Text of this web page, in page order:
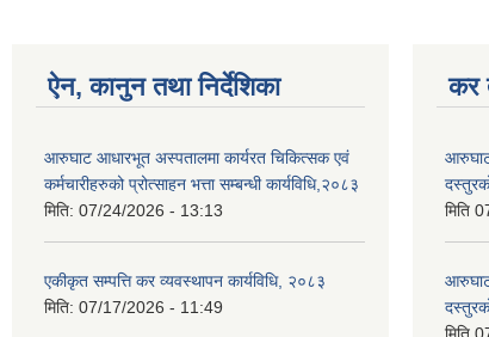
ऐन, कानुन तथा निर्देशिका
आरुघाट आधारभूत अस्पतालमा कार्यरत चिकित्सक एवं
कर्मचारीहरुको प्रोत्साहन भत्ता सम्बन्धी कार्यविधि,२०८३
मिति: 07/24/2026 - 13:13
एकीकृत सम्पत्ति कर व्यवस्थापन कार्यविधि, २०८३
मिति: 07/17/2026 - 11:49
कर
आरुघाट
मिति
आरुघाट